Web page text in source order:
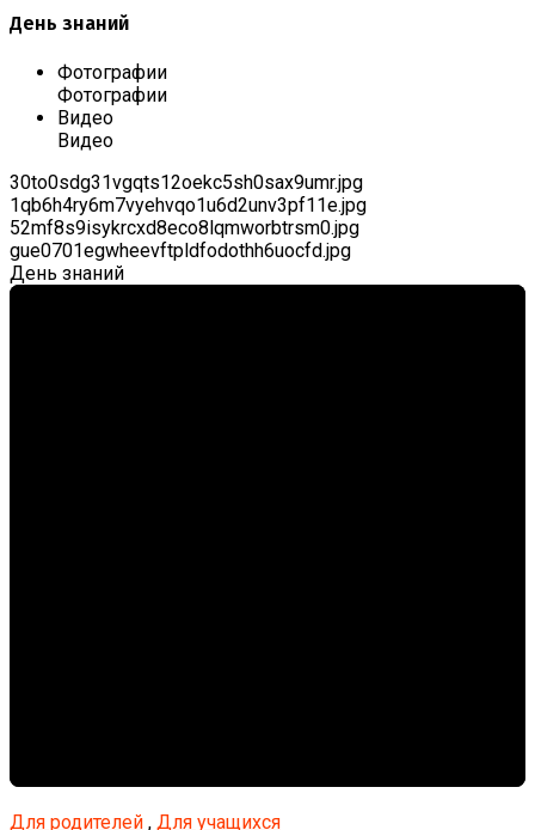
День знаний
Фотографии
Фотографии
Видео
Видео
30to0sdg31vgqts12oekc5sh0sax9umr.jpg
1qb6h4ry6m7vyehvqo1u6d2unv3pf11e.jpg
52mf8s9isykrcxd8eco8lqmworbtrsm0.jpg
gue0701egwheevftpldfodothh6uocfd.jpg
День знаний
Для родителей , Для учащихся